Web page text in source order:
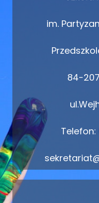
im.
84-
Telefon: